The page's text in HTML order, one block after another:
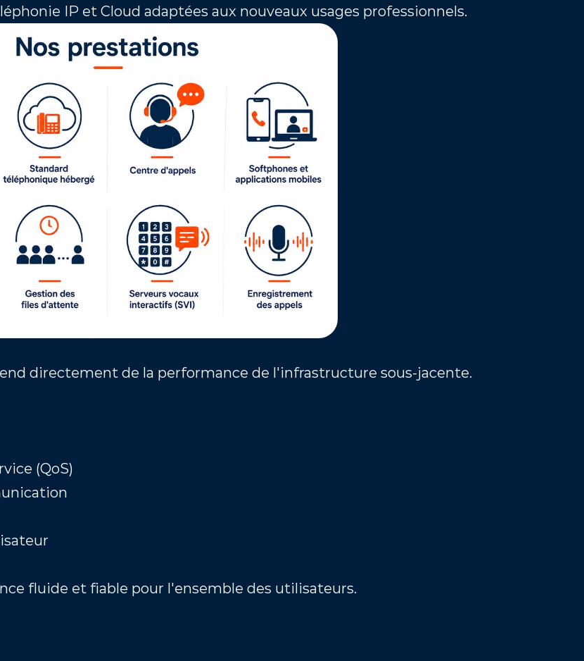
IP et Cloud adaptées aux nouveaux usages professionnels.
directement de la performance de l'infrastructure sous-jacente.
(QoS)
fluide et fiable pour l'ensemble des utilisateurs.